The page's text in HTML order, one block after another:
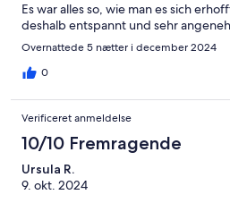
Es war alles so, wie man es sich
deshalb entspannt und sehr
Overnattede 5 nætter i december 2024
0
Verificeret anmeldelse
10/10 Fremragende
Ursula R.
9. okt. 2024